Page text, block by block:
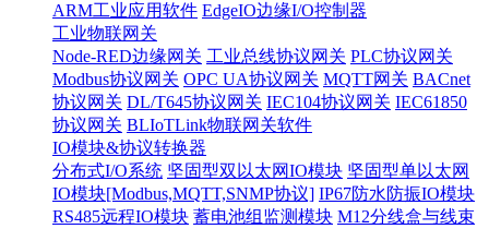
ARM工业应用软件 EdgeIO边缘I/O控制器
工业物联网关
Node-RED边缘网关 工业总线协议网关 PLC协议网关
Modbus协议网关 OPC UA协议网关 MQTT网关 BACnet
协议网关 DL/T645协议网关 IEC104协议网关 IEC61850
协议网关 BLIoTLink物联网关软件
IO模块&协议转换器
分布式I/O系统 坚固型双以太网IO模块 坚固型单以太网
IO模块[Modbus,MQTT,SNMP协议] IP67防水防振IO模块
RS485远程IO模块 蓄电池组监测模块 M12分线盒与线束